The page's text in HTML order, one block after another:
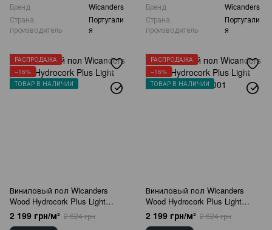
Бренд
Wicanders
Страна
производитель
Португали
я
Бренд
Wicanders
Страна
производитель
Португали
я
РАСПРОДАЖА
−16%
ТОВАР В НАЛИЧИИ
Виниловый пол Wicanders
Wood Hydrocork Plus Light
Beech B5T0002
2 199 грн/м² 2 624 грн
РАСПРОДАЖА
−16%
ТОВАР В НАЛИЧИИ
Виниловый пол Wicanders
Wood Hydrocork Plus Light
Dawn Oak B5WS001
2 199 грн/м² 2 624 грн